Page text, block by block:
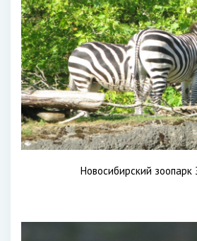
Новосибирский зоопарк